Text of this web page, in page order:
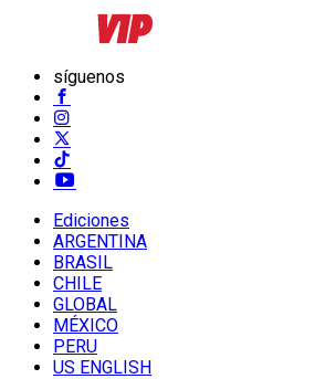
síguenos
Ediciones
ARGENTINA
BRASIL
CHILE
GLOBAL
MÉXICO
PERU
US ENGLISH